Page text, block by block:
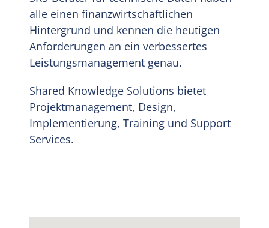
alle einen finanzwirtschaftlichen
Hintergrund und kennen die heutigen
Anforderungen an ein verbessertes
Leistungsmanagement genau.
Shared Knowledge Solutions bietet
Projektmanagement, Design,
Implementierung, Training und Support
Services.